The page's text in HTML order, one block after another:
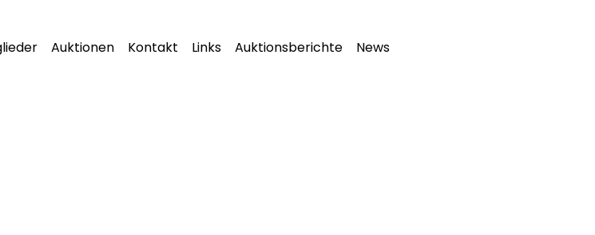
Auktionen Kontakt Links Auktionsberichte News